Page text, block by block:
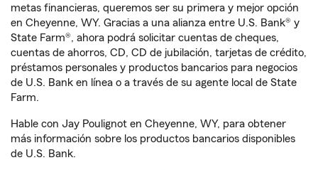
metas financieras, queremos ser su primera y mejor opción
en Cheyenne, WY. Gracias a una alianza entre U.S. Bank® y
State Farm®, ahora podrá solicitar cuentas de cheques,
cuentas de ahorros, CD, CD de jubilación, tarjetas de crédito,
préstamos personales y productos bancarios para negocios
de U.S. Bank en línea o a través de su agente local de State
Farm.
Hable con Jay Poulignot en Cheyenne, WY, para obtener
más información sobre los productos bancarios disponibles
de U.S. Bank.